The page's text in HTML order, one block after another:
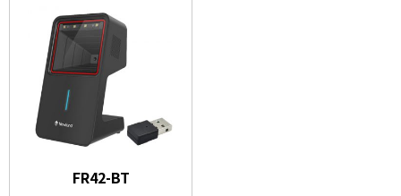
FR42-BT